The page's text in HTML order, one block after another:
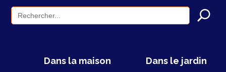
Search
for:
Dans la maison Dans le jardin